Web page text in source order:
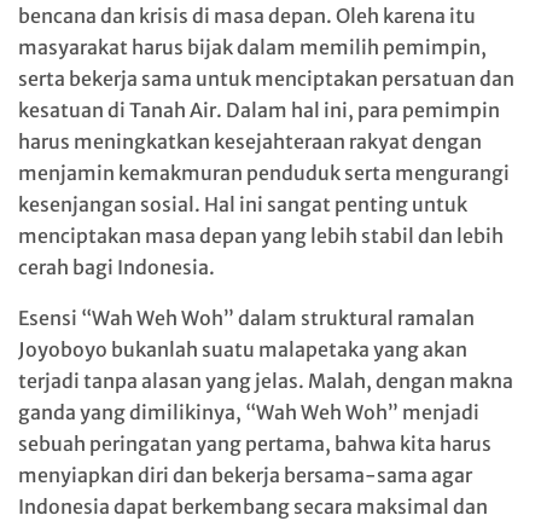
bencana dan krisis di masa depan. Oleh karena itu
masyarakat harus bijak dalam memilih pemimpin,
serta bekerja sama untuk menciptakan persatuan dan
kesatuan di Tanah Air. Dalam hal ini, para pemimpin
harus meningkatkan kesejahteraan rakyat dengan
menjamin kemakmuran penduduk serta mengurangi
kesenjangan sosial. Hal ini sangat penting untuk
menciptakan masa depan yang lebih stabil dan lebih
cerah bagi Indonesia.
Esensi “Wah Weh Woh” dalam struktural ramalan
Joyoboyo bukanlah suatu malapetaka yang akan
terjadi tanpa alasan yang jelas. Malah, dengan makna
ganda yang dimilikinya, “Wah Weh Woh” menjadi
sebuah peringatan yang pertama, bahwa kita harus
menyiapkan diri dan bekerja bersama-sama agar
Indonesia dapat berkembang secara maksimal dan